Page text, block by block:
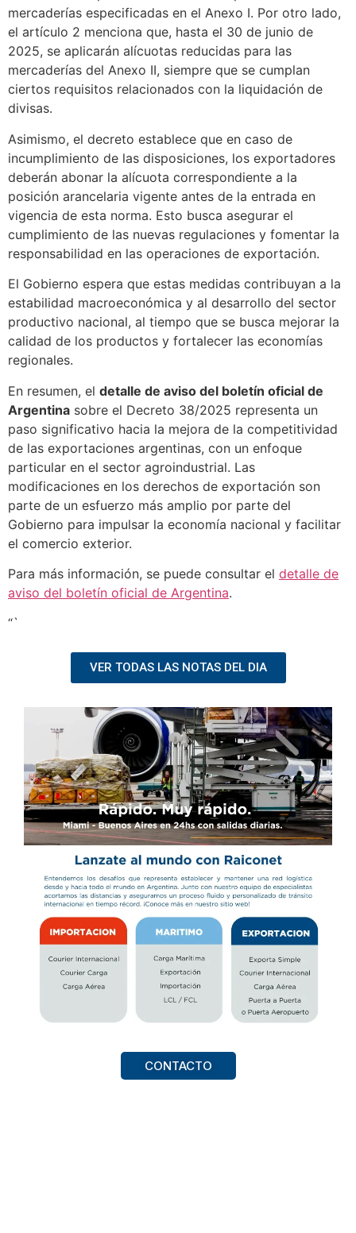
mercaderías especificadas en el Anexo I. Por otro lado,
el artículo 2 menciona que, hasta el 30 de junio de
2025, se aplicarán alícuotas reducidas para las
mercaderías del Anexo II, siempre que se cumplan
ciertos requisitos relacionados con la liquidación de
divisas.
Asimismo, el decreto establece que en caso de
incumplimiento de las disposiciones, los exportadores
deberán abonar la alícuota correspondiente a la
posición arancelaria vigente antes de la entrada en
vigencia de esta norma. Esto busca asegurar el
cumplimiento de las nuevas regulaciones y fomentar la
responsabilidad en las operaciones de exportación.
El Gobierno espera que estas medidas contribuyan a la
estabilidad macroeconómica y al desarrollo del sector
productivo nacional, al tiempo que se busca mejorar la
calidad de los productos y fortalecer las economías
regionales.
En resumen, el detalle de aviso del boletín oficial de
Argentina sobre el Decreto 38/2025 representa un
paso significativo hacia la mejora de la competitividad
de las exportaciones argentinas, con un enfoque
particular en el sector agroindustrial. Las
modificaciones en los derechos de exportación son
parte de un esfuerzo más amplio por parte del
Gobierno para impulsar la economía nacional y facilitar
el comercio exterior.
Para más información, se puede consultar el detalle de
aviso del boletín oficial de Argentina.
“`
VER TODAS LAS NOTAS DEL DIA
CONTACTO